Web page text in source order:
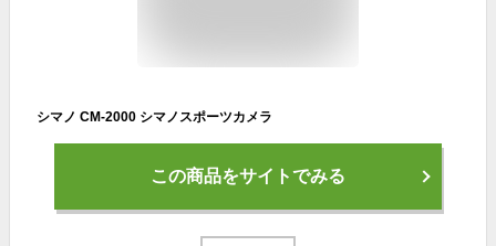
シマノ CM-2000 シマノスポーツカメラ
この商品をサイトでみる